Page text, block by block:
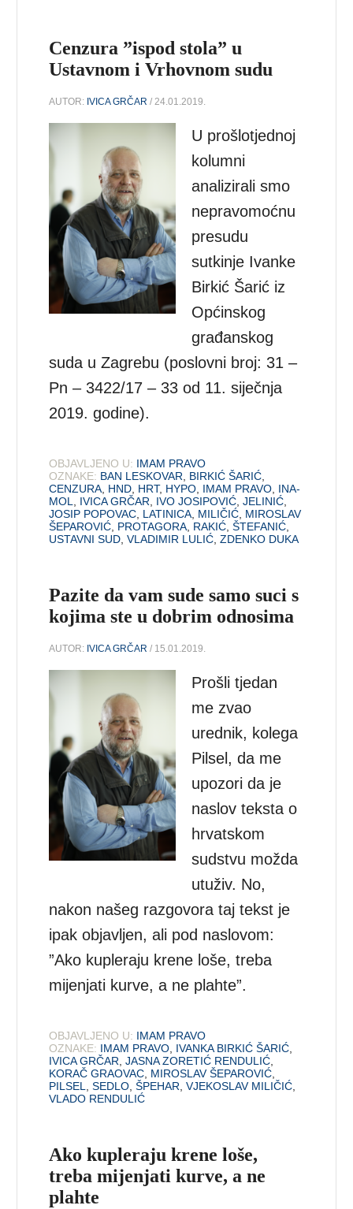
Cenzura ”ispod stola” u
Ustavnom i Vrhovnom sudu
AUTOR: IVICA GRČAR / 24.01.2019.
U prošlotjednoj
kolumni
analizirali smo
nepravomoćnu
presudu
sutkinje Ivanke
Birkić Šarić iz
Općinskog
građanskog
suda u Zagrebu (poslovni broj: 31 –
Pn – 3422/17 – 33 od 11. siječnja
2019. godine).
OBJAVLJENO U: IMAM PRAVO
OZNAKE: BAN LESKOVAR, BIRKIĆ ŠARIĆ,
CENZURA, HND, HRT, HYPO, IMAM PRAVO, INA-
MOL, IVICA GRČAR, IVO JOSIPOVIĆ,JELINIĆ,
JOSIP POPOVAC, LATINICA, MILIČIĆ, MIROSLAV
ŠEPAROVIĆ, PROTAGORA, RAKIĆ,ŠTEFANIĆ,
USTAVNI SUD,VLADIMIR LULIĆ,ZDENKO DUKA
Pazite da vam sude samo suci s
kojima ste u dobrim odnosima
AUTOR: IVICA GRČAR / 15.01.2019.
Prošli tjedan
me zvao
urednik, kolega
Pilsel, da me
upozori da je
naslov teksta o
hrvatskom
sudstvu možda
utuživ. No,
nakon našeg razgovora taj tekst je
ipak objavljen, ali pod naslovom:
”Ako kupleraju krene loše, treba
mijenjati kurve, a ne plahte”.
OBJAVLJENO U: IMAM PRAVO
OZNAKE: IMAM PRAVO, IVANKA BIRKIĆ ŠARIĆ,
IVICA GRČAR,JASNA ZORETIĆ RENDULIĆ,
KORAČ GRAOVAC, MIROSLAV ŠEPAROVIĆ,
PILSEL,SEDLO,ŠPEHAR,VJEKOSLAV MILIČIĆ,
VLADO RENDULIĆ
Ako kupleraju krene loše,
treba mijenjati kurve, a ne
plahte